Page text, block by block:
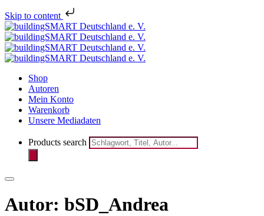
Skip to content
Shop
Autoren
Mein Konto
Warenkorb
Unsere Mediadaten
Products search
Autor: bSD_Andrea
Melden Sie sich jetzt für den
Newsletter des bSD Verlags
an!